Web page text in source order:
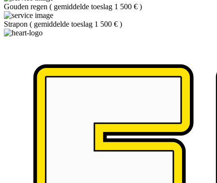
Gouden regen ( gemiddelde toeslag 1 500 € )
Strapon ( gemiddelde toeslag 1 500 € )